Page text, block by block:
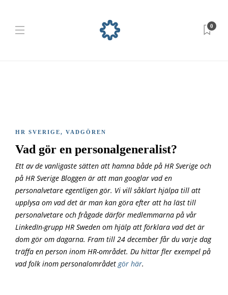
0
HR SVERIGE, VADGÖREN
Vad gör en personalgeneralist?
Ett av de vanligaste sätten att hamna både på HR Sverige och
på HR Sverige Bloggen är att man googlar vad en
personalvetare egentligen gör. Vi vill såklart hjälpa till att
upplysa om vad det är man kan göra efter att ha läst till
personalvetare och frågade därför medlemmarna på vår
LinkedIn-grupp HR Sweden om hjälp att förklara vad det är
dom gör om dagarna. Fram till 24 december får du varje dag
träffa en person inom HR-området. Du hittar fler exempel på
vad folk inom personalområdetgör här.